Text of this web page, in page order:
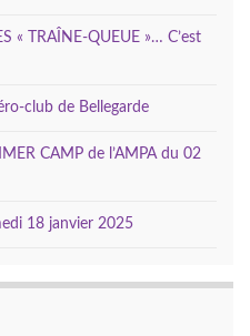
« TRAÎNE-QUEUE »… C’est
club de Bellegarde
CAMP de l’AMPA du 02
18 janvier 2025